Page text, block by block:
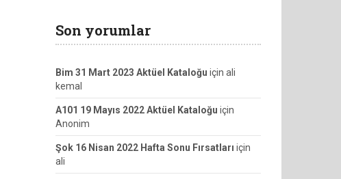
Son yorumlar
Bim 31 Mart 2023 Aktüel Kataloğu için ali
kemal
A101 19 Mayıs 2022 Aktüel Kataloğu için
Anonim
Şok 16 Nisan 2022 Hafta Sonu Fırsatları için
ali